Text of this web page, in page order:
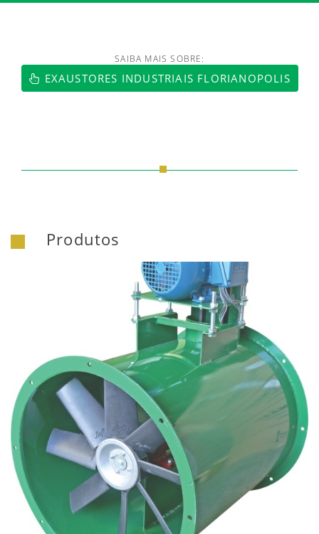
SAIBA MAIS SOBRE:
EXAUSTORES INDUSTRIAIS FLORIANOPOLIS
Produtos